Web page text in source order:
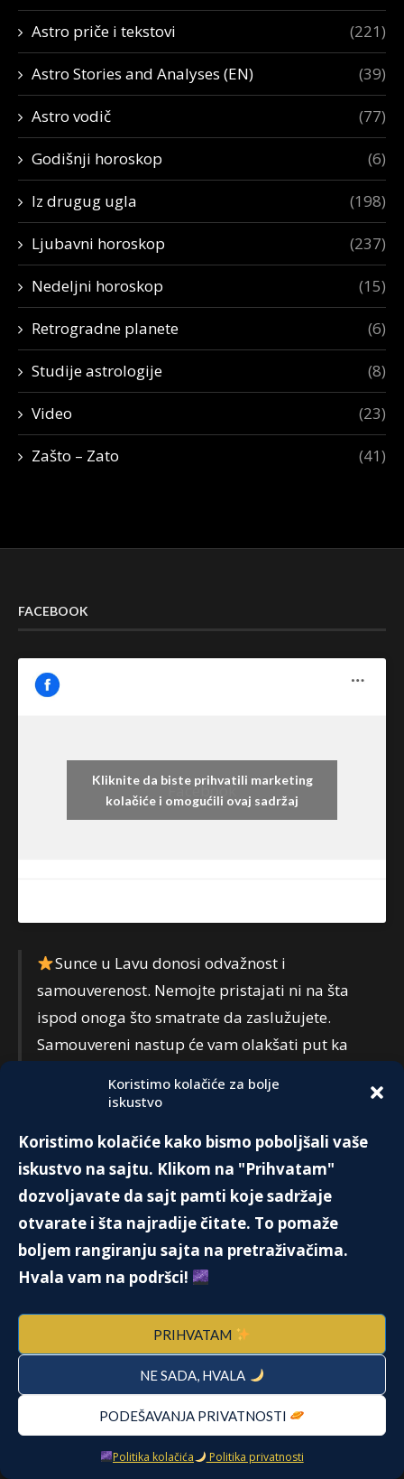
Koristimo kolačiće za bolje
iskustvo
Koristimo kolačiće kako bismo poboljšali vaše
iskustvo na sajtu. Klikom na "Prihvatam"
dozvoljavate da sajt pamti koje sadržaje
otvarate i šta najradije čitate. To pomaže
boljem rangiranju sajta na pretraživačima.
Hvala vam na podršci!
PRIHVATAM
NE SADA, HVALA
PODEŠAVANJA PRIVATNOSTI
Politika kolačića Politika privatnosti
Astro priče i tekstovi (221)
Astro Stories and Analyses (EN) (39)
Astro vodič (77)
Godišnji horoskop (6)
Iz drugug ugla (198)
Ljubavni horoskop (237)
Nedeljni horoskop (15)
Retrogradne planete (6)
Studije astrologije (8)
Video (23)
Zašto – Zato (41)
FACEBOOK
Facebook
Kliknite da biste prihvatili marketing
kolačiće i omogućili ovaj sadržaj
Sunce u Lavu donosi odvažnost i
samouverenost. Nemojte pristajati ni na šta
ispod onoga što smatrate da zaslužujete.
Samouvereni nastup će vam olakšati put ka
Lavovi, srećan vam rođendan!
Jupiter je započeo tranzit kroz znak Lava.
Idealan je period za početak poslova vezanih za
organizaciju svečanosti, restoraterstvo, otvaranje
zlatare, upis kurseva i radionica. Opširnije o ovom
tranzitu u rubrici "Astro vodič".
29. Jula 2019.